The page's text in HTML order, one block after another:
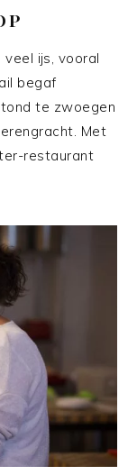
veel ijs, vooral
begaf
te zwoegen
Met
restaurant